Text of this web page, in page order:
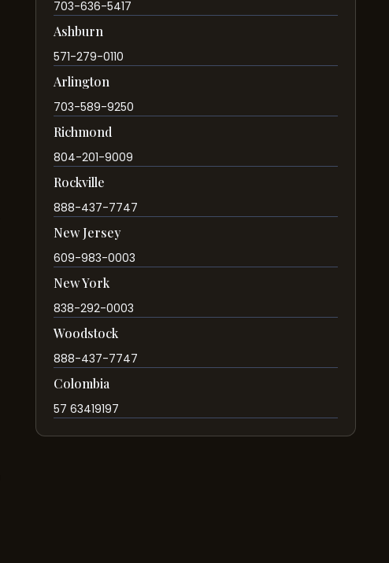
703-636-5417
Ashburn
571-279-0110
Arlington
703-589-9250
Richmond
804-201-9009
Rockville
888-437-7747
New Jersey
609-983-0003
New York
838-292-0003
Woodstock
888-437-7747
Colombia
57 63419197